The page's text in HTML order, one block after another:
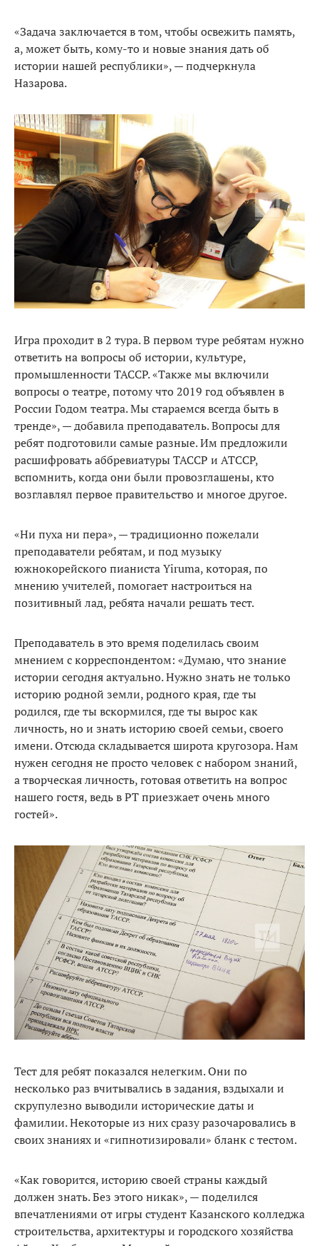
«Задача заключается в том, чтобы освежить память,
а, может быть, кому-то и новые знания дать об
истории нашей республики», — подчеркнула
Назарова.
Игра проходит в 2 тура. В первом туре ребятам нужно
ответить на вопросы об истории, культуре,
промышленности ТАССР. «Также мы включили
вопросы о театре, потому что 2019 год объявлен в
России Годом театра. Мы стараемся всегда быть в
тренде», — добавила преподаватель. Вопросы для
ребят подготовили самые разные. Им предложили
расшифровать аббревиатуры ТАССР и АТССР,
вспомнить, когда они были провозглашены, кто
возглавлял первое правительство и многое другое.
«Ни пуха ни пера», — традиционно пожелали
преподаватели ребятам, и под музыку
южнокорейского пианиста Yiruma, которая, по
мнению учителей, помогает настроиться на
позитивный лад, ребята начали решать тест.
Преподаватель в это время поделилась своим
мнением с корреспондентом: «Думаю, что знание
истории сегодня актуально. Нужно знать не только
историю родной земли, родного края, где ты
родился, где ты вскормился, где ты вырос как
личность, но и знать историю своей семьи, своего
имени. Отсюда складывается широта кругозора. Нам
нужен сегодня не просто человек с набором знаний,
а творческая личность, готовая ответить на вопрос
нашего гостя, ведь в РТ приезжает очень много
гостей».
Тест для ребят показался нелегким. Они по
несколько раз вчитывались в задания, вздыхали и
скрупулезно выводили исторические даты и
фамилии. Некоторые из них сразу разочаровались в
своих знаниях и «гипнотизировали» бланк с тестом.
«Как говорится, историю своей страны каждый
должен знать. Без этого никак», — поделился
впечатлениями от игры студент Казанского колледжа
строительства, архитектуры и городского хозяйства